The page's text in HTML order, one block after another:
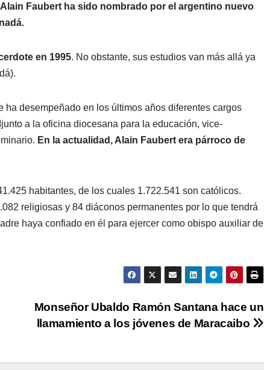
Alain Faubert ha sido nombrado por el argentino nuevo
en 1995. No obstante, sus estudios van más allá ya
desempeñado en los últimos años diferentes cargos
a la oficina diocesana para la educación, vice-
En la actualidad, Alain Faubert era párroco de
habitantes, de los cuales 1.722.541 son católicos.
religiosas y 84 diáconos permanentes por lo que tendrá
haya confiado en él para ejercer como obispo auxiliar de
Monseñor Ubaldo Ramón Santana hace un
llamamiento a los jóvenes de Maracaibo